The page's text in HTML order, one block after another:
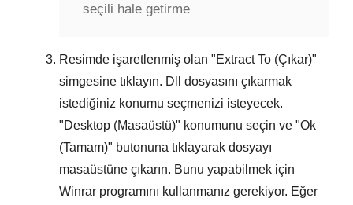
seçili hale getirme
Resimde işaretlenmiş olan "Extract To (Çıkar)"
simgesine tıklayın. Dll dosyasını çıkarmak
istediğiniz konumu seçmenizi isteyecek.
"Desktop (Masaüstü)" konumunu seçin ve "Ok
(Tamam)" butonuna tıklayarak dosyayı
masaüstüne çıkarın. Bunu yapabilmek için
Winrar programını kullanmanız gerekiyor. Eğer